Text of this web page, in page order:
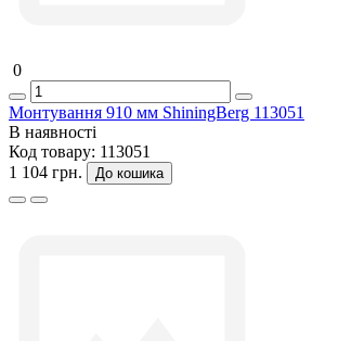
0
Монтування 910 мм ShiningBerg 113051
В наявності
Код товару: 113051
1 104 грн.
До кошика